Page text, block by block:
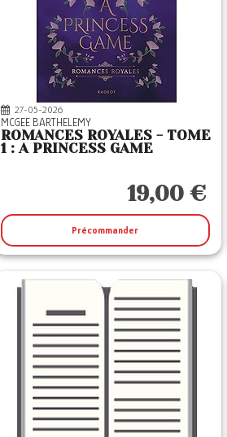
27-05-2026
MCGEE BARTHELEMY
ROMANCES ROYALES - TOME
1 : A PRINCESS GAME
19,00 €
Précommander